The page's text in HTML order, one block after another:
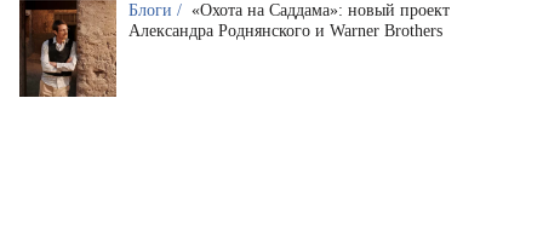
Блоги / «Охота на Саддама»: новый проект
Александра Роднянского и Warner Brothers